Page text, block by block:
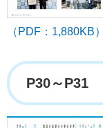
（PDF：1,880KB
P30～P31